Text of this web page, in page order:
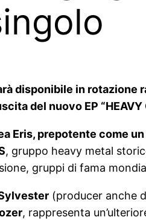
disponibile in rotazione
del nuovo EP “HEAVY
Eris, prepotente come
, gruppo heavy metal
gruppi di fama
(producer anche
, rappresenta